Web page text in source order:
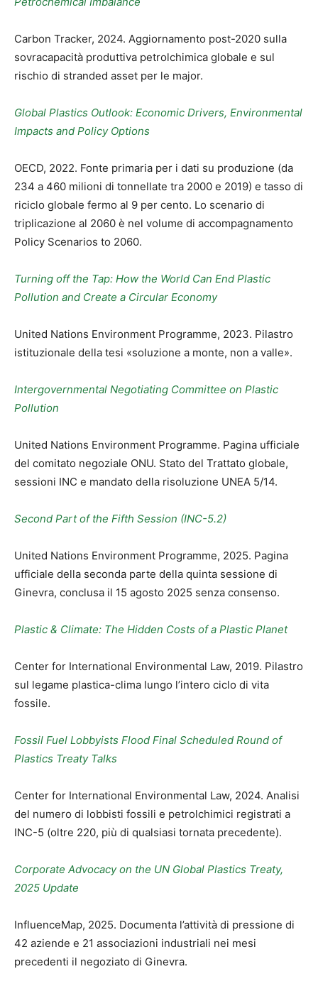
Carbon Tracker, 2024. Aggiornamento post-2020 sulla
sovracapacità produttiva petrolchimica globale e sul
rischio di stranded asset per le major.
Global Plastics Outlook: Economic Drivers, Environmental
Impacts and Policy Options
OECD, 2022. Fonte primaria per i dati su produzione (da
234 a 460 milioni di tonnellate tra 2000 e 2019) e tasso di
riciclo globale fermo al 9 per cento. Lo scenario di
triplicazione al 2060 è nel volume di accompagnamento
Policy Scenarios to 2060.
Turning off the Tap: How the World Can End Plastic
Pollution and Create a Circular Economy
United Nations Environment Programme, 2023. Pilastro
istituzionale della tesi «soluzione a monte, non a valle».
Intergovernmental Negotiating Committee on Plastic
Pollution
United Nations Environment Programme. Pagina ufficiale
del comitato negoziale ONU. Stato del Trattato globale,
sessioni INC e mandato della risoluzione UNEA 5/14.
Second Part of the Fifth Session (INC-5.2)
United Nations Environment Programme, 2025. Pagina
ufficiale della seconda parte della quinta sessione di
Ginevra, conclusa il 15 agosto 2025 senza consenso.
Plastic & Climate: The Hidden Costs of a Plastic Planet
Center for International Environmental Law, 2019. Pilastro
sul legame plastica-clima lungo l’intero ciclo di vita
fossile.
Fossil Fuel Lobbyists Flood Final Scheduled Round of
Plastics Treaty Talks
Center for International Environmental Law, 2024. Analisi
del numero di lobbisti fossili e petrolchimici registrati a
INC-5 (oltre 220, più di qualsiasi tornata precedente).
Corporate Advocacy on the UN Global Plastics Treaty,
2025 Update
InfluenceMap, 2025. Documenta l’attività di pressione di
42 aziende e 21 associazioni industriali nei mesi
precedenti il negoziato di Ginevra.